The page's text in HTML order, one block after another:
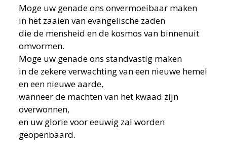
Moge uw genade ons onvermoeibaar maken
in het zaaien van evangelische zaden
die de mensheid en de kosmos van binnenuit
omvormen.
Moge uw genade ons standvastig maken
in de zekere verwachting van een nieuwe hemel
en een nieuwe aarde,
wanneer de machten van het kwaad zijn
overwonnen,
en uw glorie voor eeuwig zal worden
geopenbaard.